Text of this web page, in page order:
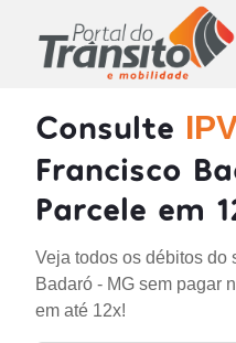
Consulte
Francisco
Parcele em
Veja todos os débitos do
Badaró - MG sem pagar
em até 12x!